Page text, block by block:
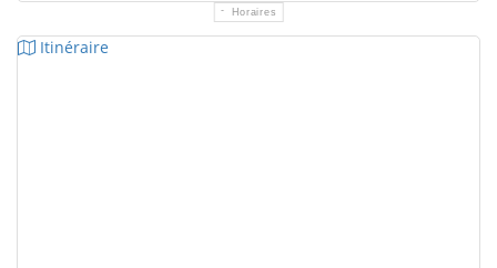
Horaires
Itinéraire